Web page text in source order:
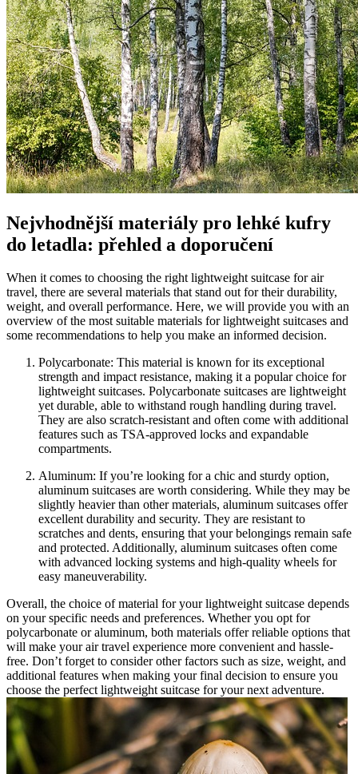
Nejvhodnější materiály pro lehké kufry
do letadla: přehled a doporučení
When it comes to choosing the right lightweight suitcase for air
travel, there are several materials that stand out for their durability,
weight, and overall performance. Here, we will provide you with an
overview of the most suitable materials for lightweight suitcases and
some recommendations to help you make an informed decision.
Polycarbonate: This material is known for its exceptional
strength and impact resistance, making it a popular choice for
lightweight suitcases. Polycarbonate suitcases are lightweight
yet durable, able to withstand rough handling during travel.
They are also scratch-resistant and often come with additional
features such as TSA-approved locks and expandable
compartments.
Aluminum: If you’re looking for a chic and sturdy option,
aluminum suitcases are worth considering. While they may be
slightly heavier than other materials, aluminum suitcases offer
excellent durability and security. They are resistant to
scratches and dents, ensuring that your belongings remain safe
and protected. Additionally, aluminum suitcases often come
with advanced locking systems and high-quality wheels for
easy maneuverability.
Overall, the choice of material for your lightweight suitcase depends
on your specific needs and preferences. Whether you opt for
polycarbonate or aluminum, both materials offer reliable options that
will make your air travel experience more convenient and hassle-
free. Don’t forget to consider other factors such as size, weight, and
additional features when making your final decision to ensure you
choose the perfect lightweight suitcase for your next adventure.